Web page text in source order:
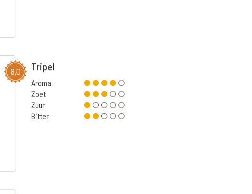
8,0 Tripel
Aroma
Zoet
Zuur
Bitter